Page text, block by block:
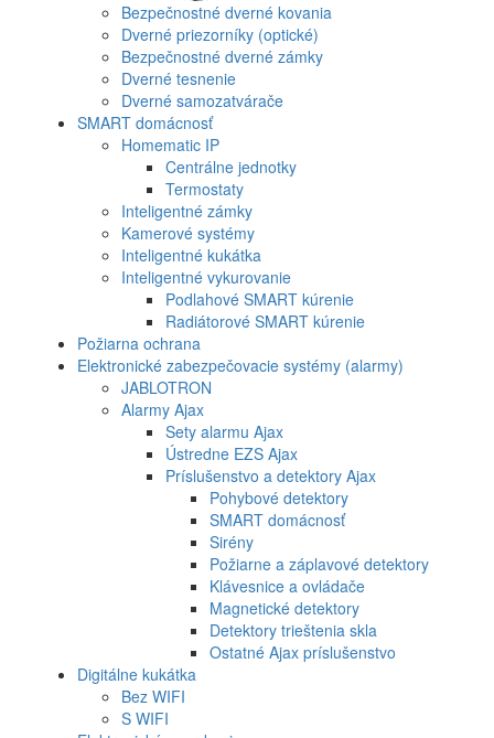
Bezpečnostné dverné kovania
Dverné priezorníky (optické)
Bezpečnostné dverné zámky
Dverné tesnenie
Dverné samozatvárače
SMART domácnosť
Homematic IP
Centrálne jednotky
Termostaty
Inteligentné zámky
Kamerové systémy
Inteligentné kukátka
Inteligentné vykurovanie
Podlahové SMART kúrenie
Radiátorové SMART kúrenie
Požiarna ochrana
Elektronické zabezpečovacie systémy (alarmy)
JABLOTRON
Alarmy Ajax
Sety alarmu Ajax
Ústredne EZS Ajax
Príslušenstvo a detektory Ajax
Pohybové detektory
SMART domácnosť
Sirény
Požiarne a záplavové detektory
Klávesnice a ovládače
Magnetické detektory
Detektory trieštenia skla
Ostatné Ajax príslušenstvo
Digitálne kukátka
Bez WIFI
S WIFI